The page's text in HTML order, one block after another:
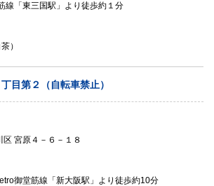
線「東三国駅」より徒歩約１分
）
目第２（自転車禁止）
宮原４－６－１８
御堂筋線「新大阪駅」より徒歩約10分